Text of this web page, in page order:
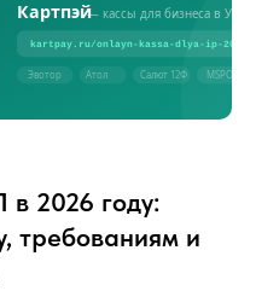
2026 году:
требованиям и